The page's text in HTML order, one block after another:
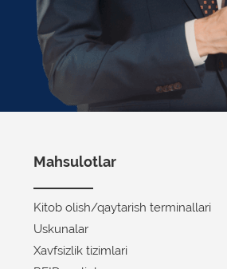
Mahsulotlar
Kitob olish/qaytarish terminallari
Uskunalar
Xavfsizlik tizimlari